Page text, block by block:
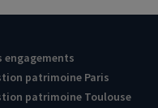
engagements
patrimoine Paris
patrimoine Toulouse